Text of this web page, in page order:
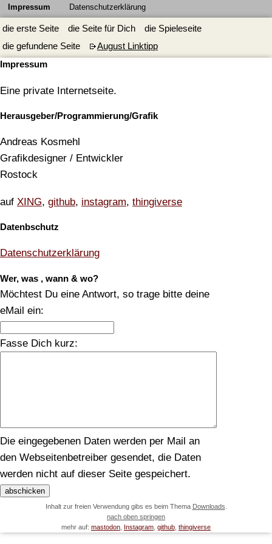
Impressum Datenschutzerklärung
die erste Seite die Seite für Dich
die Spieleseite
die gefundene Seite
August Linktipp
Impressum
Eine private Internetseite.
Herausgeber/Programmierung/Grafik
Andreas Kosmehl
Grafikdesigner / Entwickler
Rostock
auf XING, github, instagram, thingiverse
Datenbschutz
Datenschutzerklärung
Wer, was , wann & wo?
Möchtest Du eine Antwort, so trage bitte deine
eMail ein:
Fasse Dich kurz:
Die eingegebenen Daten werden per Mail an
den Webseitenbetreiber gesendet, die Daten
werden nicht auf dieser Seite gespeichert.
Inhalt zur freien Verwendung gibs es beim Thema Downloads
nach oben springen
mehr auf: mastodon Instagram github thingiverse